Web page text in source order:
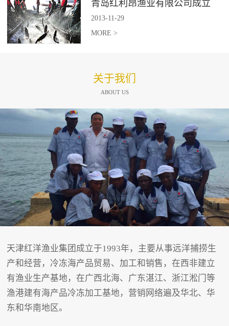
青岛红利昂渔业有限公司成立
2013-11-29
MORE >
关于我们
ABOUT US
天津红洋渔业集团成立于1993年，主要从事远洋捕捞生
产和经营，冷冻海产品贸易、加工和销售，在西非建立
有渔业生产基地，在广西北海、广东湛江、浙江淞门等
渔港建有海产品冷冻加工基地，营销网络遍及华北、华
东和华南地区。